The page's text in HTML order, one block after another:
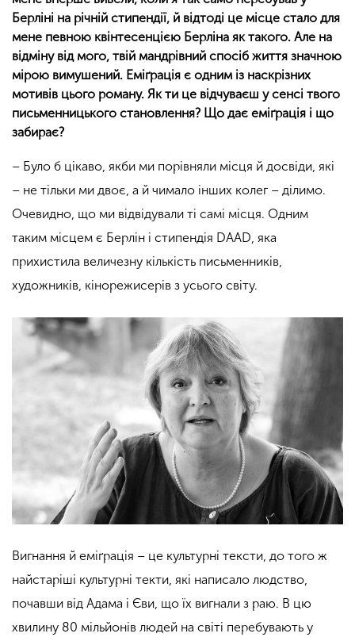
Берліні на річній стипендії, й відтоді це місце стало для
мене певною квінтесенцією Берліна як такого. Але на
відміну від мого, твій мандрівний спосіб життя значною
мірою вимушений. Еміґрація є одним із наскрізних
мотивів цього роману. Як ти це відчуваєш у сенсі твого
письменницького становлення? Що дає еміґрація і що
забирає?
– Було б цікаво, якби ми порівняли місця й досвіди, які
– не тільки ми двоє, а й чимало інших колег – ділимо.
Очевидно, що ми відвідували ті самі місця. Одним
таким місцем є Берлін і стипендія DAAD, яка
прихистила величезну кількість письменників,
художників, кінорежисерів з усього світу.
Вигнання й еміґрація – це культурні тексти, до того ж
найстаріші культурні текти, які написало людство,
почавши від Адама і Єви, що їх вигнали з раю. В цю
хвилину 80 мільйонів людей на світі перебувають у